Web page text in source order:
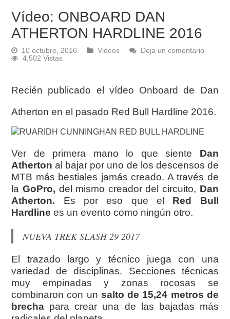
Vídeo: ONBOARD DAN
ATHERTON HARDLINE 2016
10 octubre, 2016 Videos
Deja un comentario
4,502 Vistas
Recién publicado el vídeo Onboard de Dan
Atherton en el pasado Red Bull Hardline 2016.
Ver de primera mano lo que siente Dan
Atherton al bajar por uno de los descensos de
MTB más bestiales jamás creado. A través de
la GoPro, del mismo creador del circuito, Dan
Atherton.
Es por eso que el Red Bull
Hardline es un evento como ningún otro.
NUEVA TREK SLASH 29 2017
El trazado largo y técnico juega con una
variedad de disciplinas. Secciones técnicas
muy empinadas y zonas rocosas se
combinaron con un salto de 15,24 metros de
brecha para crear una de las bajadas más